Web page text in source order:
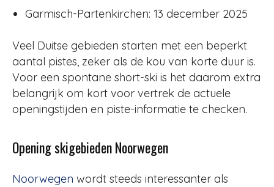
Garmisch-Partenkirchen: 13 december 2025
Veel Duitse gebieden starten met een beperkt
aantal pistes, zeker als de kou van korte duur is.
Voor een spontane short-ski is het daarom extra
belangrijk om kort voor vertrek de actuele
openingstijden en piste-informatie te checken.
Opening skigebieden Noorwegen
Noorwegen wordt steeds interessanter als